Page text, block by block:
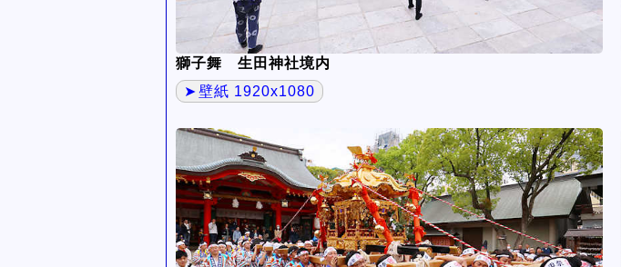
獅子舞 生田神社境内
壁紙 1920x1080